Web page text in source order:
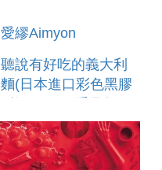
愛繆Aimyon
聽說有好吃的義大利
麵(日本進口彩色黑膠
(預購至5/25 12:00
止)